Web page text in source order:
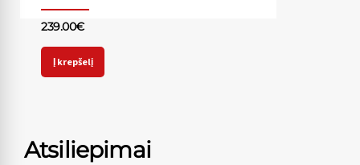
239.00€
Į krepšelį
Atsiliepimai